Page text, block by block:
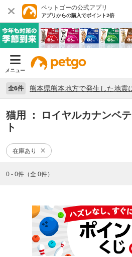
ペットゴーの公式アプリ
アプリからの購入でポイント2倍
メニュー
全6件
猫用 ： ロイヤルカナンベ
ト
在庫あり
0 - 0件（全 0件）